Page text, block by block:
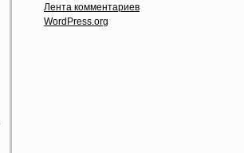
Лента комментариев
WordPress.org